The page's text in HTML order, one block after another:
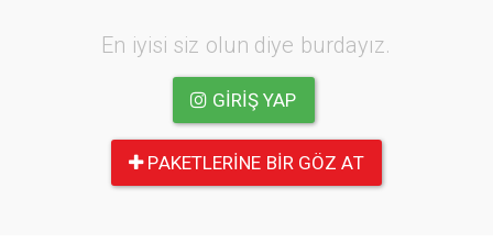
En iyisi siz olun diye burdayız.
GIRIŞ YAP
PAKETLERINE BIR GÖZ AT